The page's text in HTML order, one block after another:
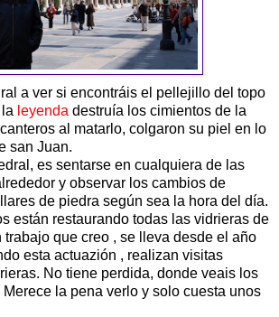
a ver si encontráis el pellejillo del topo
leyenda destruía los cimientos de la
al matarlo, colgaron su piel en lo
san Juan.
es sentarse en cualquiera de las
y observar los cambios de
de piedra según sea la hora del día.
están restaurando todas las vidrieras de
trabajo que creo , se lleva desde el año
esta actuazión , realizan visitas
No tiene perdida, donde veais los
la pena verlo y solo cuesta unos